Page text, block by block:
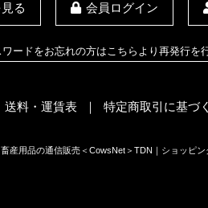
る 会員ログイン
ワードをお忘れの方はこちらより再発行を
送料・運賃表 特定商取引に基づ
産用品の通信販売＜CowsNet＞TDN｜ショッピン